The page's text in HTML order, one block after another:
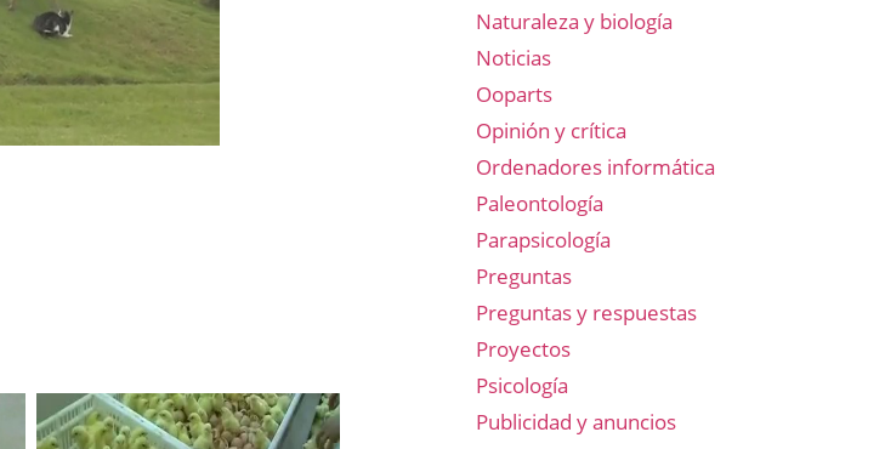
Naturaleza y biología
Noticias
Ooparts
Opinión y crítica
Ordenadores informática
Paleontología
Parapsicología
Preguntas
Preguntas y respuestas
Proyectos
Psicología
Publicidad y anuncios